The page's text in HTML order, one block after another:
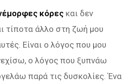
κόρες και δεν
τίποτα άλλο στη ζωή μου
Είναι ο λόγος που μου
ο λόγος που ξυπνάω
παρά τις δυσκολίες. Ένα